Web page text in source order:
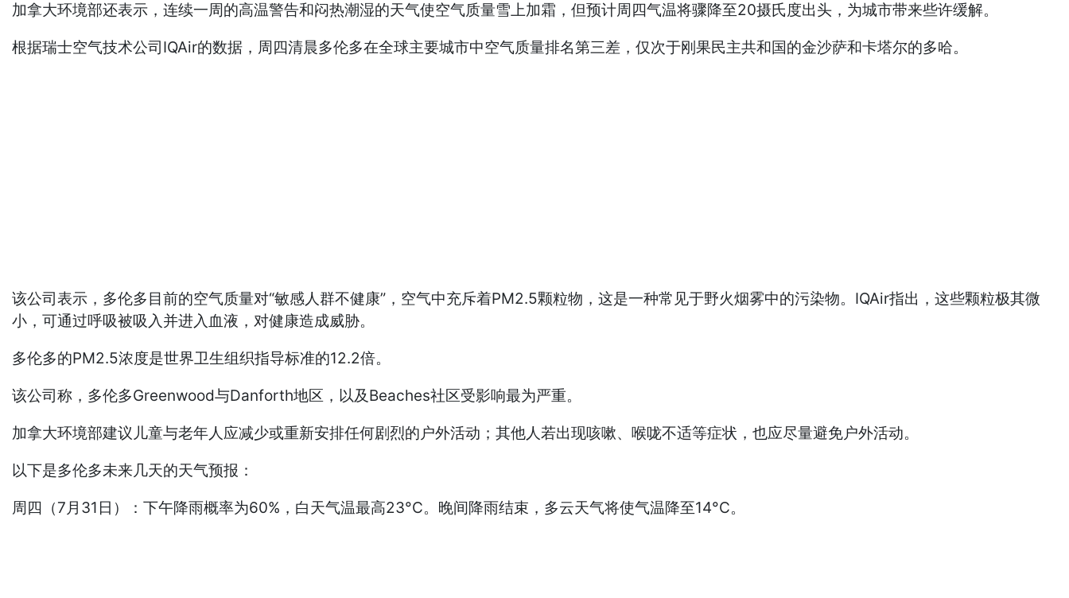
加拿大环境部还表示，连续一周的高温警告和闷热潮湿的天气使空气质量雪上加霜，但预计周四气温将骤降至20摄氏度出头，为城市带来些许缓解。
根据瑞士空气技术公司IQAir的数据，周四清晨多伦多在全球主要城市中空气质量排名第三差，仅次于刚果民主共和国的金沙萨和卡塔尔的多哈。
该公司表示，多伦多目前的空气质量对“敏感人群不健康”，空气中充斥着PM2.5颗粒物，这是一种常见于野火烟雾中的污染物。IQAir指出，这些颗粒极其微
小，可通过呼吸被吸入并进入血液，对健康造成威胁。
多伦多的PM2.5浓度是世界卫生组织指导标准的12.2倍。
该公司称，多伦多Greenwood与Danforth地区，以及Beaches社区受影响最为严重。
加拿大环境部建议儿童与老年人应减少或重新安排任何剧烈的户外活动；其他人若出现咳嗽、喉咙不适等症状，也应尽量避免户外活动。
以下是多伦多未来几天的天气预报：
周四（7月31日）：下午降雨概率为60%，白天气温最高23°C。晚间降雨结束，多云天气将使气温降至14°C。